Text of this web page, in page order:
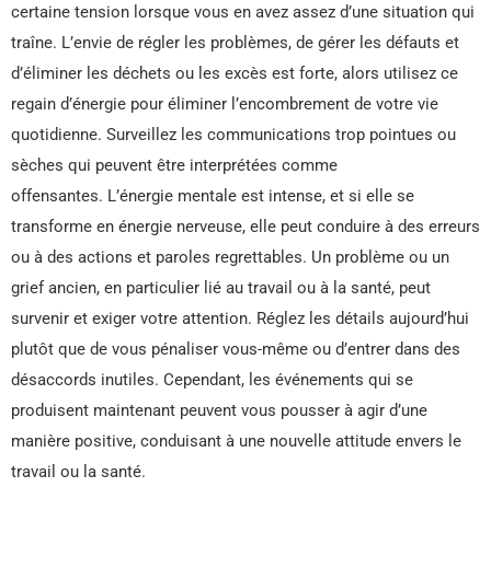
certaine tension lorsque vous en avez assez d’une situation qui
traîne. L’envie de régler les problèmes, de gérer les défauts et
d’éliminer les déchets ou les excès est forte, alors utilisez ce
regain d’énergie pour éliminer l’encombrement de votre vie
quotidienne. Surveillez les communications trop pointues ou
sèches qui peuvent être interprétées comme
offensantes. L’énergie mentale est intense, et si elle se
transforme en énergie nerveuse, elle peut conduire à des erreurs
ou à des actions et paroles regrettables. Un problème ou un
grief ancien, en particulier lié au travail ou à la santé, peut
survenir et exiger votre attention. Réglez les détails aujourd’hui
plutôt que de vous pénaliser vous-même ou d’entrer dans des
désaccords inutiles. Cependant, les événements qui se
produisent maintenant peuvent vous pousser à agir d’une
manière positive, conduisant à une nouvelle attitude envers le
travail ou la santé.